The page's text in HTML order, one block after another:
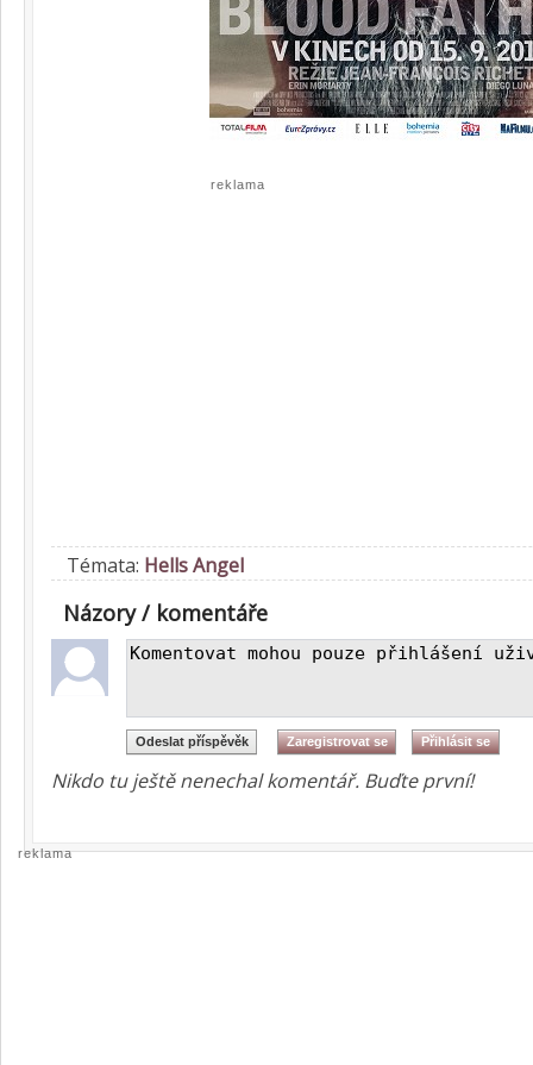
reklama
Témata: Hells Angel
Názory / komentáře
Nikdo tu ještě nenechal komentář. Buďte první!
reklama